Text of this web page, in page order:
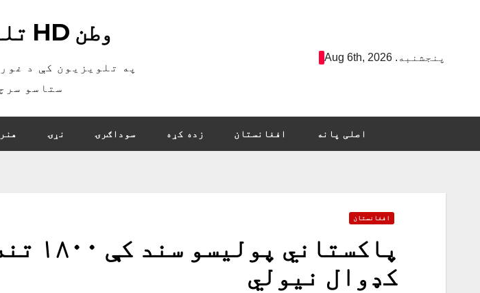
پنجشنبه. Aug 6th, 2026
وطن HD تلویزیون
په تلویزیون کې د
ستاسو
اصلی پانه افغانستان زده کړه سوداګرۍ نړۍ
افغانستان
کډوال نيولي